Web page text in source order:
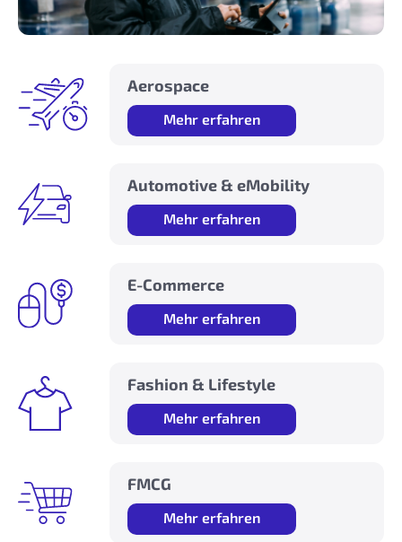
Aerospace
Mehr erfahren
Automotive & eMobility
Mehr erfahren
E-Commerce
Mehr erfahren
Fashion & Lifestyle
Mehr erfahren
FMCG
Mehr erfahren